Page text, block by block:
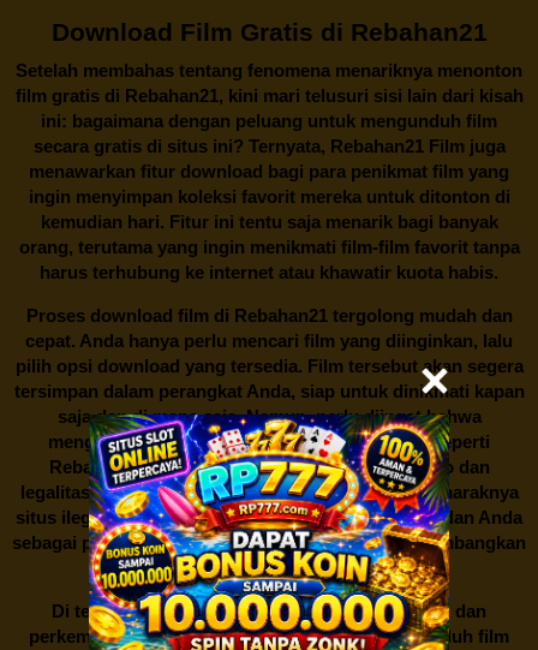
Download Film Gratis di Rebahan21
Setelah membahas tentang fenomena menariknya menonton
film gratis di Rebahan21, kini mari telusuri sisi lain dari kisah
ini: bagaimana dengan peluang untuk mengunduh film
secara gratis di situs ini? Ternyata, Rebahan21 Film juga
menawarkan fitur download bagi para penikmat film yang
ingin menyimpan koleksi favorit mereka untuk ditonton di
kemudian hari. Fitur ini tentu saja menarik bagi banyak
orang, terutama yang ingin menikmati film-film favorit tanpa
harus terhubung ke internet atau khawatir kuota habis.
Proses download film di Rebahan21tergolong mudah dan
cepat. Anda hanya perlu mencari film yang diinginkan, lalu
pilih opsi download yang tersedia. Film tersebut akan segera
tersimpan dalam perangkat Anda, siap untuk dinikmati kapan
saja dan di mana saja. Namun, perlu diingat bahwa
mengunduh film secara gratis dari situs-situs seperti
Rebahan21 juga berarti berurusan dengan risiko dan
legalitas. Seperti yang telah dibahas sebelumnya, maraknya
situs ilegal semacam ini menimbulkan kontroversi, dan Anda
sebagai pengguna juga perlu bijak dalam mempertimbangkan
akibat dari tindakan tersebut.
Di tengah dinamika persaingan industri hiburan dan
perkembangan teknologi, menonton dan mengunduh film